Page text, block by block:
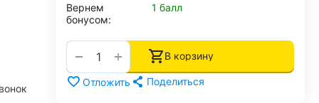
Вернем
бонусом:
1 балл
+
− В корзину
Отложить Поделиться